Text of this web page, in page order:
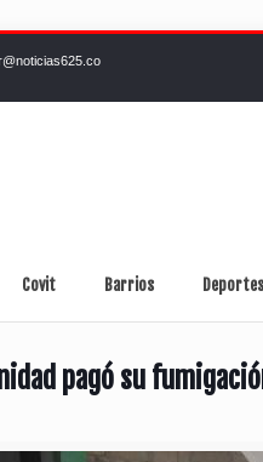
Covit Barrios Deportes
pagó su